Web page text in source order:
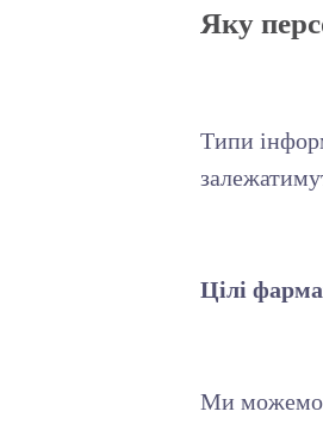
Яку
Типи
Цілі
Ми можемо